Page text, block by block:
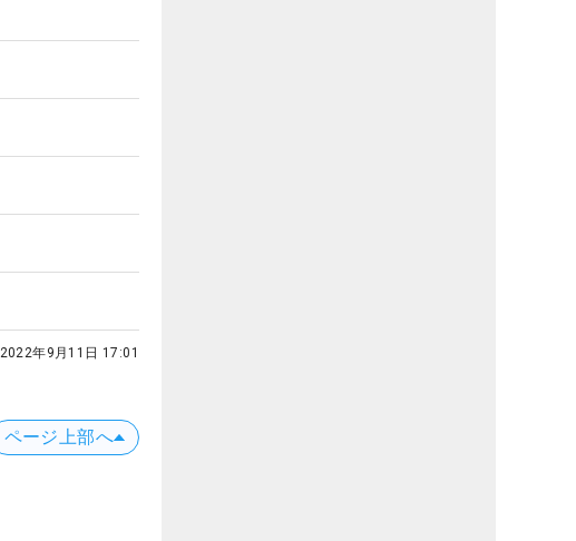
2022年9月11日 17:01
ページ上部へ